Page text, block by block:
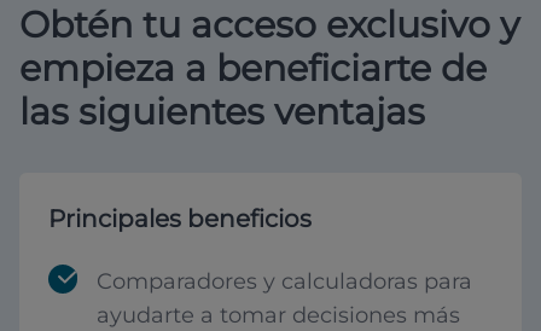
Obtén tu acceso exclusivo y
empieza a beneficiarte de
las siguientes ventajas
Principales beneficios
Comparadores y calculadoras para
ayudarte a tomar decisiones más